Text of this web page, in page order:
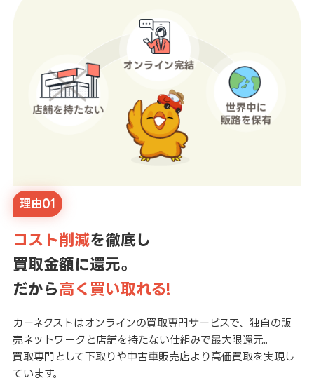
理由01
コスト削減を徹底し
買取金額に還元。
だから高く買い取れる!
カーネクストはオンラインの買取専門サービスで、独自の販
売ネットワークと店舗を持たない仕組みで最大限還元。
買取専門として下取りや中古車販売店より高価買取を実現し
ています。